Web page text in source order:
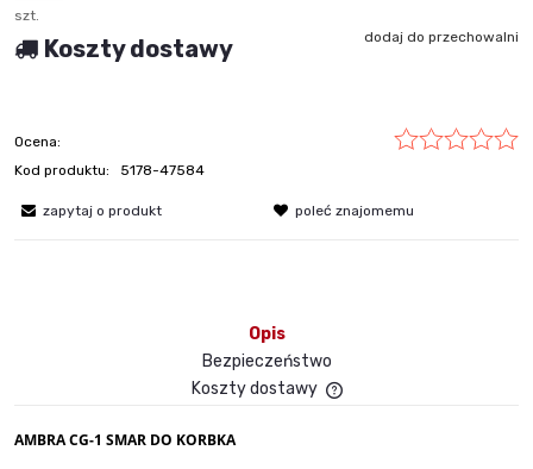
szt.
dodaj do przechowalni
Koszty dostawy
Ocena:
Kod produktu:
5178-47584
zapytaj o produkt poleć znajomemu
Opis
Bezpieczeństwo
Koszty dostawy
AMBRA CG-1 SMAR DO KORBKA